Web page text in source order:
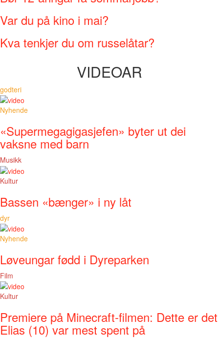
Var du på kino i mai?
Kva tenkjer du om russelåtar?
VIDEOAR
godteri
Nyhende
«Supermegagigasjefen» byter ut dei
vaksne med barn
Musikk
Kultur
Bassen «bænger» i ny låt
dyr
Nyhende
Løveungar fødd i Dyreparken
Film
Kultur
Premiere på Minecraft-filmen: Dette er det
Elias (10) var mest spent på